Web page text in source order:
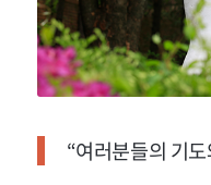
“여러분들의 기